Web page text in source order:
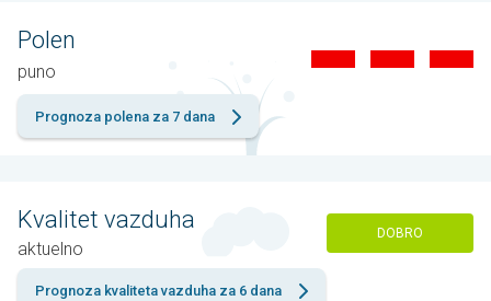
Polen
puno
Prognoza polena za 7 dana
Kvalitet vazduha
aktuelno
DOBRO
Prognoza kvaliteta vazduha za 6 dana